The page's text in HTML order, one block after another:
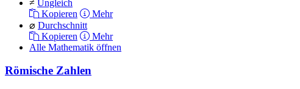
≠ Ungleich
Kopieren
Mehr
⌀ Durchschnitt
Kopieren
Mehr
Alle Mathematik öffnen
Römische Zahlen